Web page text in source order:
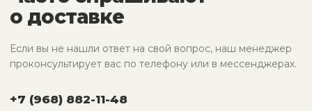
о доставке
Если вы не нашли ответ на свой вопрос, наш менеджер
проконсультирует вас по телефону или в мессенджерах.
+7 (968) 882-11-48